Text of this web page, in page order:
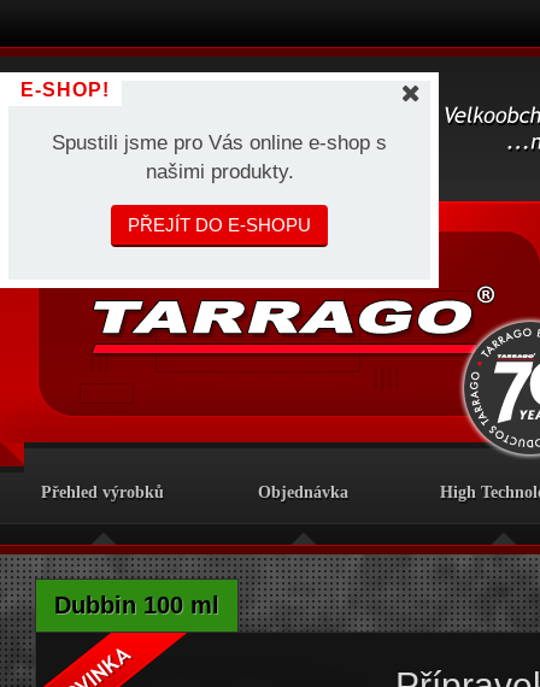
E-SHOP!
Spustili jsme pro Vás online e-shop s
našimi produkty.
PŘEJÍT DO E-SHOPU
Přehled výrobků Objednávka High
Dubbin 100 ml